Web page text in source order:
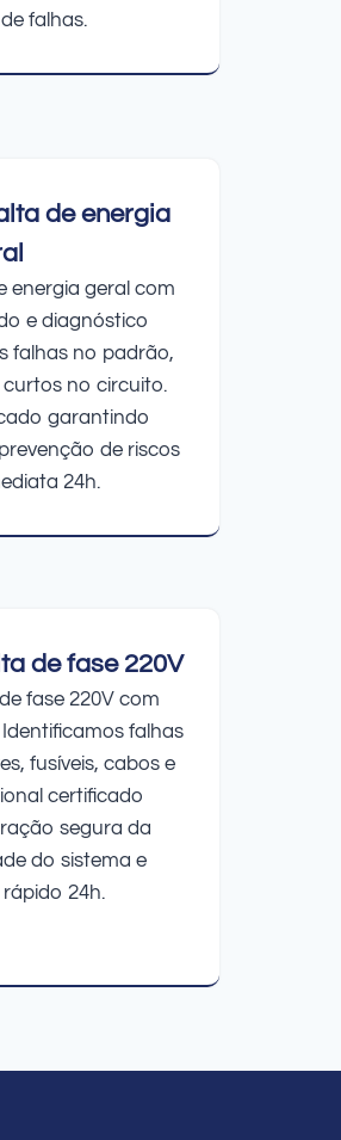
falhas.
de energia
energia geral com
e diagnóstico
falhas no padrão,
no circuito.
garantindo
de riscos
24h.
de fase 220V
fase 220V com
falhas
fusíveis, cabos e
certificado
segura da
do sistema e
24h.